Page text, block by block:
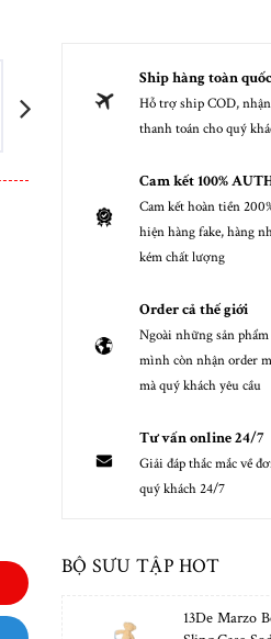
Ship hàng toàn quốc
Hỗ trợ ship COD,
thanh toán cho quý
Cam kết 100%
Cam kết hoàn tiền
hiện hàng fake, hàng
kém chất lượng
Order cả thế giới
Ngoài những sản phẩm
mình còn nhận order
mà quý khách yêu cầu
Tư vấn online 24/7
Giải đáp thắc mắc về
quý khách 24/7
BỘ SƯU TẬP HOT
13De Marzo